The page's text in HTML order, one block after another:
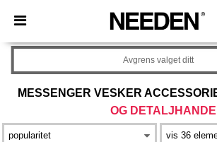
× Needen-app
Bedre priser i appen!
MESSENGER VESKER
OG
Avgrens valget ditt